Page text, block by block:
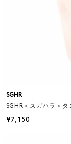
SGHR
SGHR＜スガハラ＞
¥7,150